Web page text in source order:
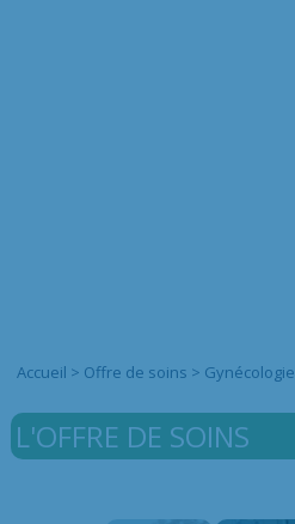
Accueil > Offre de soins > Gynécologie
L'OFFRE DE SOINS